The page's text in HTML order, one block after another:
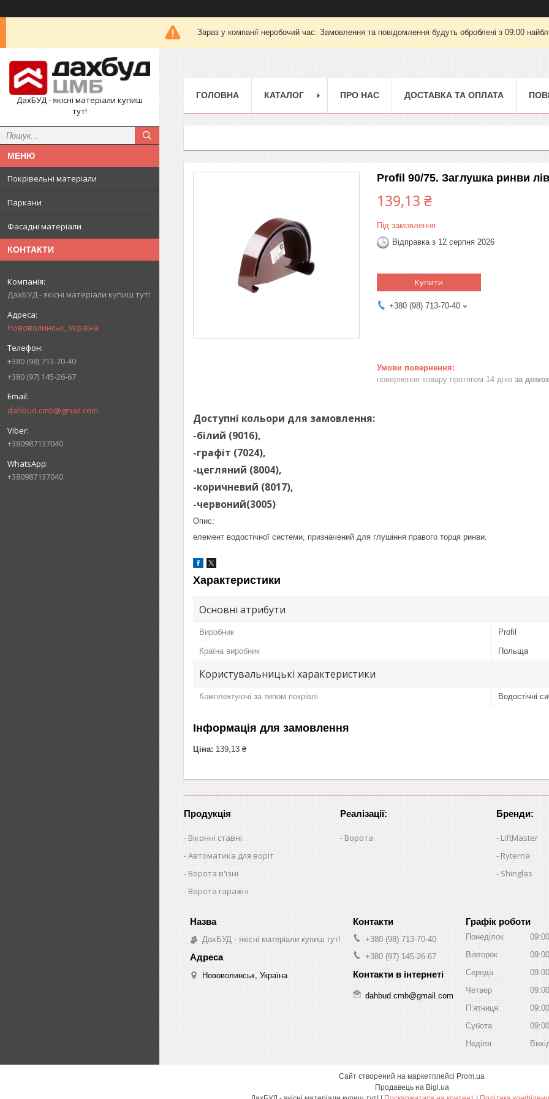
Зараз у компанії неробочий час. Замовлення та повідомлення будуть оброблені з 09:00
ДахБУД - якісні матеріали купиш
тут!
Покрівельні матеріали
Паркани
Фасадні матеріали
КОНТАКТИ
ДахБУД - якісні матеріали купиш тут!
Нововолинськ, Україна
+380 (98) 713-70-40
+380 (97) 145-26-67
dahbud.cmb@gmail.com
+380987137040
+380987137040
ГОЛОВНА КАТАЛОГ ПРО НАС ДОСТАВКА ТА ОПЛАТА
Profil 90/75. Заглушка ринви
139,13 ₴
Під замовлення
Відправка з 12 серпня 2026
Купити
+380 (98) 713-70-40
повернення товару протягом 14 днів за
Доступні кольори для замовлення:
-білий (9016),
-графіт (7024),
-цегляний (8004),
-коричневий (8017),
-червоний(3005)
Опис:
елемент водостічної системи, призначений для глушіння правого торця ринви.
Характеристики
Основні атрибути
Виробник Profil
Країна виробник Польща
Користувальницькі характеристики
Комплектуючі за типом покрівлі Водостічні
Інформація для замовлення
Ціна: 139,13 ₴
Продукція
Віконні ставні
Автоматика для воріт
Ворота в'їзні
Ворота гаражні
Реалізації:
Ворота
Бренди:
LiftMaster
Ryterna
Shinglas
ДахБУД - якісні матеріали купиш тут!
Нововолинськ, Україна
+380 (98) 713-70-40
+380 (97) 145-26-67
dahbud.cmb@gmail.com
Графік роботи
Понеділок 09:00
Вівторок
09:00
Середа
09:00
Четвер
09:00
Пʼятниця
09:00
Субота
09:00
Неділя
Сайт створений на маркетплейсі Prom.ua
Продавець на Bigl.ua